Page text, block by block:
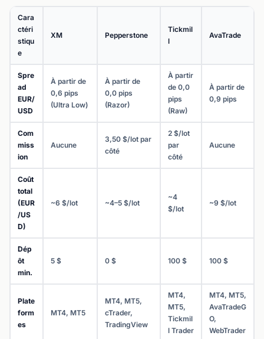
Cara
ctéri
stiqu
e
XM Pepperstone
Tickmil
l
AvaTrade
Spre
ad
EUR/
USD
À partir de
0,6 pips
(Ultra Low)
À partir de
0,0 pips
(Razor)
À partir
de 0,0
pips
(Raw)
À partir de
0,9 pips
Com
miss
ion
Aucune
3,50 $/lot par
côté
2 $/lot
par
côté
Aucune
Coût
total
(EUR
/US
D)
~6 $/lot ~4–5 $/lot
~4
$/lot
~9 $/lot
Dép
ôt
min.
5 $ 0 $ 100 $ 100 $
Plate
form
es
MT4, MT5
MT4, MT5,
cTrader,
TradingView
MT4,
MT5,
Tickmil
l Trader
MT4, MT5,
AvaTradeG
O,
WebTrader